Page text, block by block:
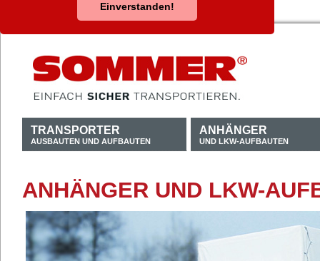
Einverstanden!
TRANSPORTER
AUSBAUTEN UND AUFBAUTEN
ANHÄNGER
UND LKW-AUFBAUTEN
ANHÄNGER UND LKW-